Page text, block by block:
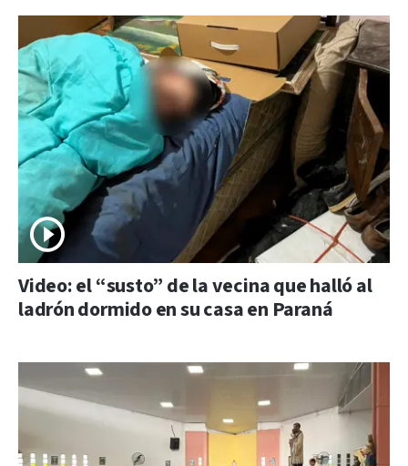
Video: el “susto” de la vecina que halló al
ladrón dormido en su casa en Paraná